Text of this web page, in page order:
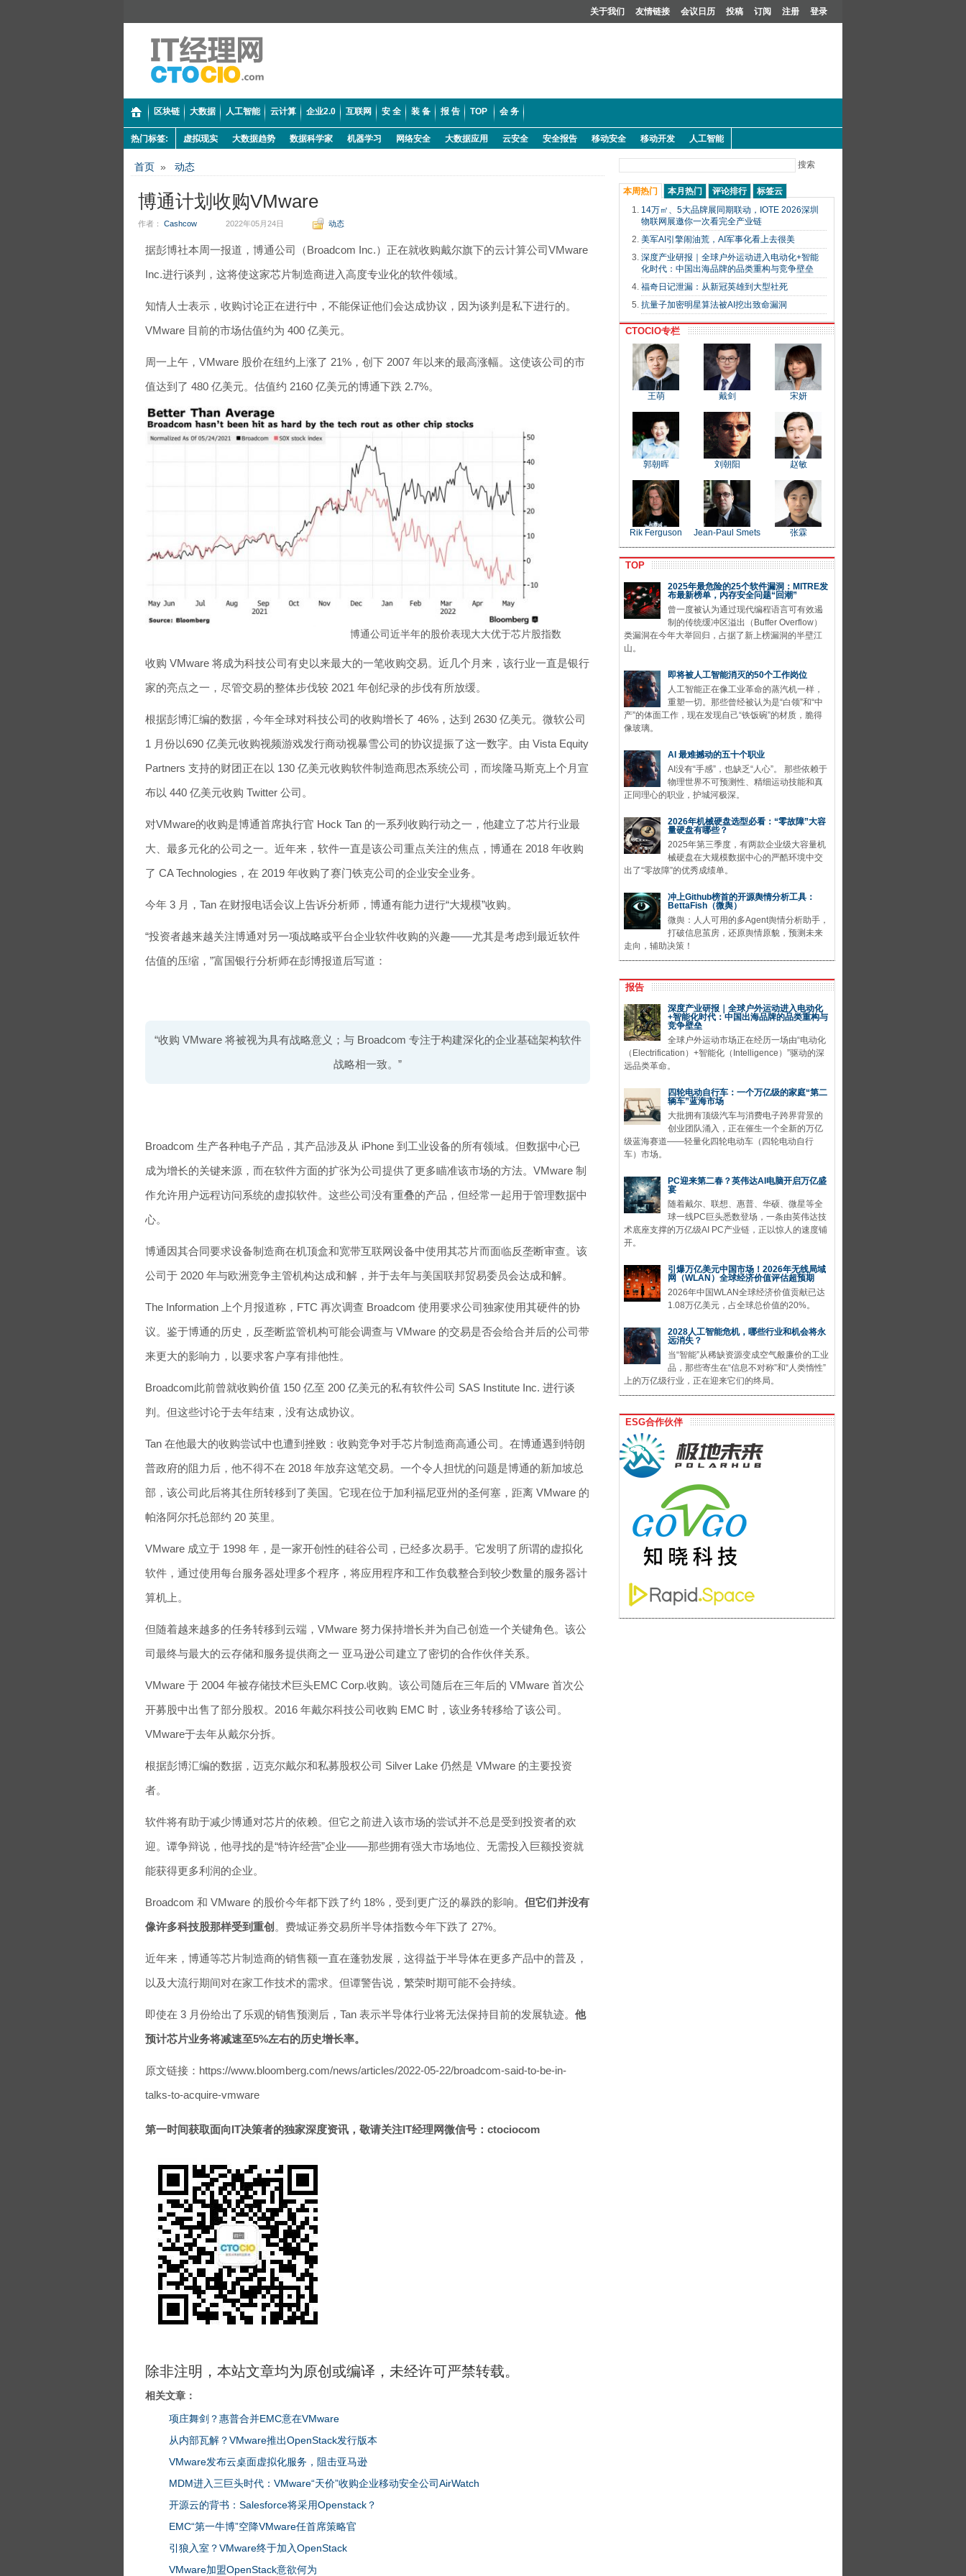
关于我们 友情链接 会议日历 投稿 订阅 注册 登录
区块链 大数据 人工智能 云计算 企业2.0 互联网 安 全 装 备 报 告 TOP 会 务
热门标签: 虚拟现实 大数据趋势 数据科学家 机器学习 网络安全 大数据应用 云安全 安全报告 移动安全 移动开发 人工智能
首页 » 动态
博通计划收购VMware
作者： Cashcow 2022年05月24日 动态
据彭博社本周一报道，博通公司（Broadcom Inc.）正在就收购戴尔旗下的云计算公司VMware
Inc.进行谈判，这将使这家芯片制造商进入高度专业化的软件领域。
知情人士表示，收购讨论正在进行中，不能保证他们会达成协议，因为谈判是私下进行的。
VMware 目前的市场估值约为 400 亿美元。
周一上午，VMware 股价在纽约上涨了 21%，创下 2007 年以来的最高涨幅。这使该公司的市
值达到了 480 亿美元。估值约 2160 亿美元的博通下跌 2.7%。
博通公司近半年的股价表现大大优于芯片股指数
收购 VMware 将成为科技公司有史以来最大的一笔收购交易。近几个月来，该行业一直是银行
家的亮点之一，尽管交易的整体步伐较 2021 年创纪录的步伐有所放缓。
根据彭博汇编的数据，今年全球对科技公司的收购增长了 46%，达到 2630 亿美元。微软公司
1 月份以690 亿美元收购视频游戏发行商动视暴雪公司的协议提振了这一数字。由 Vista Equity
Partners 支持的财团正在以 130 亿美元收购软件制造商思杰系统公司，而埃隆马斯克上个月宣
布以 440 亿美元收购 Twitter 公司。
对VMware的收购是博通首席执行官 Hock Tan 的一系列收购行动之一，他建立了芯片行业最
大、最多元化的公司之一。近年来，软件一直是该公司重点关注的焦点，博通在 2018 年收购
了 CA Technologies，在 2019 年收购了赛门铁克公司的企业安全业务。
今年 3 月，Tan 在财报电话会议上告诉分析师，博通有能力进行“大规模”收购。
“投资者越来越关注博通对另一项战略或平台企业软件收购的兴趣——尤其是考虑到最近软件
估值的压缩，”富国银行分析师在彭博报道后写道：
“收购 VMware 将被视为具有战略意义；与 Broadcom 专注于构建深化的企业基础架构软件
战略相一致。”
Broadcom 生产各种电子产品，其产品涉及从 iPhone 到工业设备的所有领域。但数据中心已
成为增长的关键来源，而在软件方面的扩张为公司提供了更多瞄准该市场的方法。VMware 制
作允许用户远程访问系统的虚拟软件。这些公司没有重叠的产品，但经常一起用于管理数据中
心。
博通因其合同要求设备制造商在机顶盒和宽带互联网设备中使用其芯片而面临反垄断审查。该
公司于 2020 年与欧洲竞争主管机构达成和解，并于去年与美国联邦贸易委员会达成和解。
The Information 上个月报道称，FTC 再次调查 Broadcom 使用要求公司独家使用其硬件的协
议。鉴于博通的历史，反垄断监管机构可能会调查与 VMware 的交易是否会给合并后的公司带
来更大的影响力，以要求客户享有排他性。
Broadcom此前曾就收购价值 150 亿至 200 亿美元的私有软件公司 SAS Institute Inc. 进行谈
判。但这些讨论于去年结束，没有达成协议。
Tan 在他最大的收购尝试中也遭到挫败：收购竞争对手芯片制造商高通公司。在博通遇到特朗
普政府的阻力后，他不得不在 2018 年放弃这笔交易。一个令人担忧的问题是博通的新加坡总
部，该公司此后将其住所转移到了美国。它现在位于加利福尼亚州的圣何塞，距离 VMware 的
帕洛阿尔托总部约 20 英里。
VMware 成立于 1998 年，是一家开创性的硅谷公司，已经多次易手。它发明了所谓的虚拟化
软件，通过使用每台服务器处理多个程序，将应用程序和工作负载整合到较少数量的服务器计
算机上。
但随着越来越多的任务转移到云端，VMware 努力保持增长并为自己创造一个关键角色。该公
司最终与最大的云存储和服务提供商之一 亚马逊公司建立了密切的合作伙伴关系。
VMware 于 2004 年被存储技术巨头EMC Corp.收购。该公司随后在三年后的 VMware 首次公
开募股中出售了部分股权。2016 年戴尔科技公司收购 EMC 时，该业务转移给了该公司。
VMware于去年从戴尔分拆。
根据彭博汇编的数据，迈克尔戴尔和私募股权公司 Silver Lake 仍然是 VMware 的主要投资
者。
软件将有助于减少博通对芯片的依赖。但它之前进入该市场的尝试并不总是受到投资者的欢
迎。谭争辩说，他寻找的是“特许经营”企业——那些拥有强大市场地位、无需投入巨额投资就
能获得更多利润的企业。
Broadcom 和 VMware 的股价今年都下跌了约 18%，受到更广泛的暴跌的影响。 但它们并没有
像许多科技股那样受到重创 。费城证券交易所半导体指数今年下跌了 27%。
近年来，博通等芯片制造商的销售额一直在蓬勃发展，这得益于半导体在更多产品中的普及，
以及大流行期间对在家工作技术的需求。但谭警告说，繁荣时期可能不会持续。
即使在 3 月份给出了乐观的销售预测后，Tan 表示半导体行业将无法保持目前的发展轨迹。 他
预计芯片业务将减速至5%左右的历史增长率。
原文链接：https://www.bloomberg.com/news/articles/2022-05-22/broadcom-said-to-be-in-
talks-to-acquire-vmware
第一时间获取面向IT决策者的独家深度资讯，敬请关注IT经理网微信号：ctociocom
除非注明，本站文章均为原创或编译，未经许可严禁转载。
相关文章：
项庄舞剑？惠普合并EMC意在VMware
从内部瓦解？VMware推出OpenStack发行版本
VMware发布云桌面虚拟化服务，阻击亚马逊
MDM进入三巨头时代：VMware“天价”收购企业移动安全公司AirWatch
开源云的背书：Salesforce将采用Openstack？
EMC“第一牛博”空降VMware任首席策略官
引狼入室？VMware终于加入OpenStack
VMware加盟OpenStack意欲何为
搜索
本周热门 本月热门 评论排行
标签云
14万㎡、5大品牌展同期联动，IOTE 2026深圳
物联网展邀你一次看完全产业链
美军AI引擎闹油荒，AI军事化看上去很美
深度产业研报｜全球户外运动进入电动化+智能
化时代：中国出海品牌的品类重构与竞争壁垒
福奇日记泄漏：从新冠英雄到大型社死
抗量子加密明星算法被AI挖出致命漏洞
CTOCIO专栏
王萌 戴剑 宋妍
郭朝晖 刘朝阳 赵敏
Rik Ferguson Jean-Paul Smets 张霖
TOP
2025年最危险的25个软件漏洞：MITRE发
布最新榜单，内存安全问题“回潮”
曾一度被认为通过现代编程语言可有效遏
制的传统缓冲区溢出（Buffer Overflow）
类漏洞在今年大举回归，占据了新上榜漏洞的半壁江
山。
即将被人工智能消灭的50个工作岗位
人工智能正在像工业革命的蒸汽机一样，
重塑一切。那些曾经被认为是“白领”和“中
产”的体面工作，现在发现自己“铁饭碗”的材质，脆得
像玻璃。
AI 最难撼动的五十个职业
AI没有“手感”，也缺乏“人心”。 那些依赖于
物理世界不可预测性、精细运动技能和真
正同理心的职业，护城河极深。
2026年机械硬盘选型必看：“零故障”大容
量硬盘有哪些？
2025年第三季度，有两款企业级大容量机
械硬盘在大规模数据中心的严酷环境中交
出了“零故障”的优秀成绩单。
冲上Github榜首的开源舆情分析工具：
BettaFish（微舆）
微舆：人人可用的多Agent舆情分析助手，
打破信息茧房，还原舆情原貌，预测未来
走向，辅助决策！
报告
深度产业研报｜全球户外运动进入电动化
+智能化时代：中国出海品牌的品类重构与
竞争壁垒
全球户外运动市场正在经历一场由“电动化
（Electrification）+智能化（Intelligence）”驱动的深
远品类革命。
四轮电动自行车：一个万亿级的家庭“第二
辆车”蓝海市场
大批拥有顶级汽车与消费电子跨界背景的
创业团队涌入，正在催生一个全新的万亿
级蓝海赛道——轻量化四轮电动车（四轮电动自行
车）市场。
PC迎来第二春？英伟达AI电脑开启万亿盛
宴
随着戴尔、联想、惠普、华硕、微星等全
球一线PC巨头悉数登场，一条由英伟达技
术底座支撑的万亿级AI PC产业链，正以惊人的速度铺
开。
引爆万亿美元中国市场！2026年无线局域
网（WLAN）全球经济价值评估超预期
2026年中国WLAN全球经济价值贡献已达
1.08万亿美元，占全球总价值的20%。
2028人工智能危机，哪些行业和机会将永
远消失？
当“智能”从稀缺资源变成空气般廉价的工业
品，那些寄生在“信息不对称”和“人类惰性”
上的万亿级行业，正在迎来它们的终局。
ESG合作伙伴